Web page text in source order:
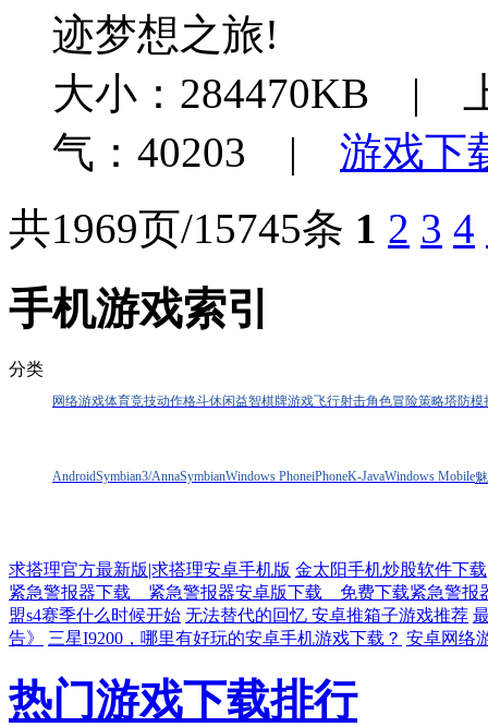
迹梦想之旅!
大小：284470KB |
气：40203 | 游戏下
共1969页/15745条 1 2 3 4
手机游戏索引
分类
网络游戏体育竞技动作格斗休闲益智棋牌游戏飞行射击角色冒险策略塔防模
AndroidSymbian3/AnnaSymbianWindows PhoneiPhoneK-JavaWindows Mobile
求搭理官方最新版|求搭理安卓手机版 金太阳手机炒股软件下载
紧急警报器下载＿紧急警报器安卓版下载＿免费下载紧急警报
盟s4赛季什么时候开始 无法替代的回忆 安卓推箱子游戏推荐
告》
三星I9200，哪里有好玩的安卓手机游戏下载？ 安卓网络
热门游戏下载排行